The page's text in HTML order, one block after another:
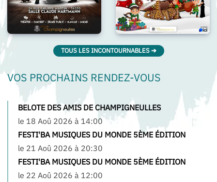
TOUS LES INCONTOURNABLES ➔
VOS PROCHAINS RENDEZ-VOUS
BELOTE DES AMIS DE CHAMPIGNEULLES
le 18 Aoû 2026 à 14:00
FESTI'BA MUSIQUES DU MONDE 5ÈME ÉDITION
le 21 Aoû 2026 à 20:30
FESTI'BA MUSIQUES DU MONDE 5ÈME ÉDITION
le 22 Aoû 2026 à 12:00